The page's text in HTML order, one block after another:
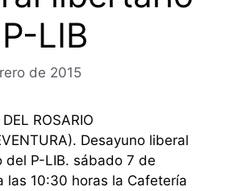
LIB
de 2015
ROSARIO
Desayuno liberal
del P-LIB. sábado 7 de
las 10:30 horas la Cafetería